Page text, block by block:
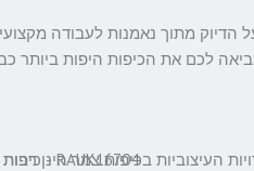
מתוך נאמנות לעבודה
לכם את הכיפות היפות ביותר
העיצוביות בכיפות צמר הינן